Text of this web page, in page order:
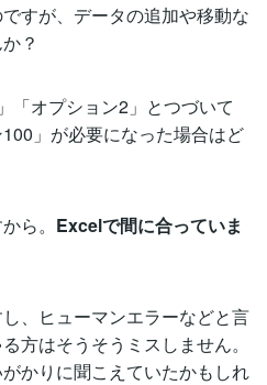
すが、データの追加や移動な
？
「オプション2」とつづいて
」が必要になった場合はど
ら。 Excelで間に合っていま
、ヒューマンエラーなどと言
方はそうそうミスしません。
かりに聞こえていたかもしれ